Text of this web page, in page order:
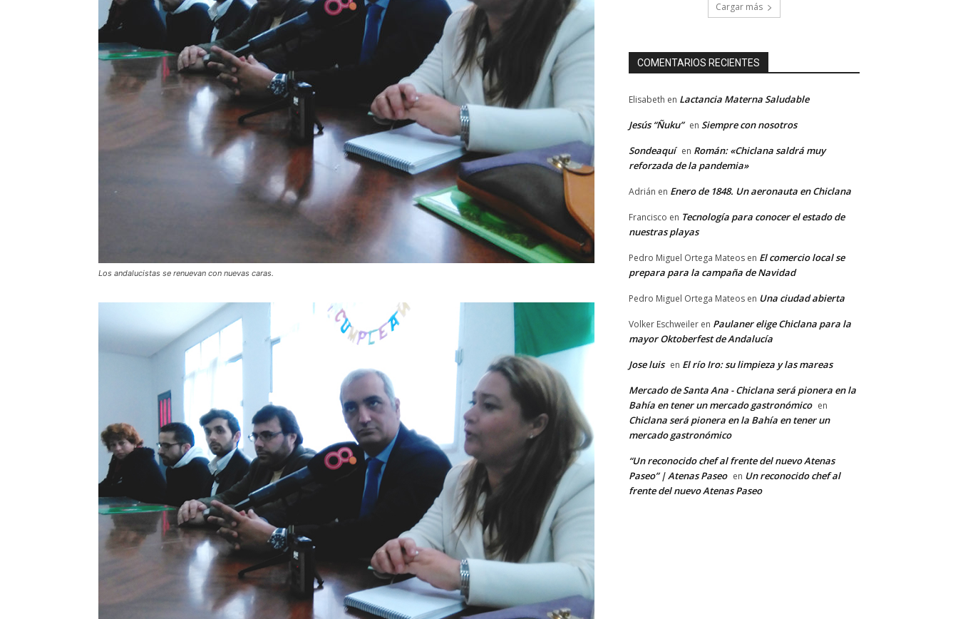
Los andalucistas se renuevan con nuevas caras.
Cargar más
COMENTARIOS RECIENTES
Elisabeth en Lactancia Materna Saludable
Jesús “Ñuku” en Siempre con nosotros
Sondeaquí en Román: «Chiclana saldrá muy
reforzada de la pandemia»
Adrián en Enero de 1848. Un aeronauta en Chiclana
Francisco en Tecnología para conocer el estado de
nuestras playas
Pedro Miguel Ortega Mateos en El comercio local se
prepara para la campaña de Navidad
Pedro Miguel Ortega Mateos en Una ciudad abierta
Volker Eschweiler en Paulaner elige Chiclana para la
mayor Oktoberfest de Andalucía
Jose luis en El río Iro: su limpieza y las mareas
Mercado de Santa Ana - Chiclana será pionera en la
Bahía en tener un mercado gastronómico en
Chiclana será pionera en la Bahía en tener un
mercado gastronómico
“Un reconocido chef al frente del nuevo Atenas
Paseo” | Atenas Paseo en Un reconocido chef al
frente del nuevo Atenas Paseo